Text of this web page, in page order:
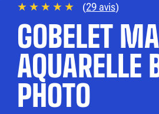
(29 avis)
GOBELET
AQUARELLE
PHOTO